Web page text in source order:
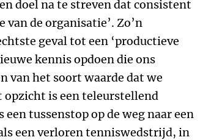
doel na te streven dat consistent
de organisatie’. Zo’n
geval tot een ‘productieve
kennis opdoen die ons
van het soort waarde dat we
opzicht is een teleurstellend
tussenstop op de weg naar een
een verloren tenniswedstrijd, in